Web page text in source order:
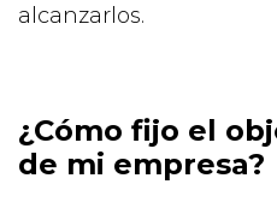
alcanzarlos.
¿Cómo fijo el
de mi empresa?